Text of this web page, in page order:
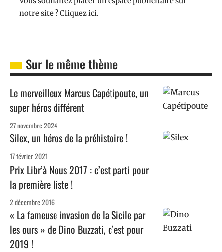
notre site ? Cliquez ici.
Sur le même thème
Le merveilleux Marcus Capétipoute, un
super héros différent
27 novembre 2024
Silex, un héros de la préhistoire !
17 février 2021
Prix Libr’à Nous 2017 : c’est parti pour
la première liste !
2 décembre 2016
« La fameuse invasion de la Sicile par
les ours » de Dino Buzzati, c’est pour
2019 !